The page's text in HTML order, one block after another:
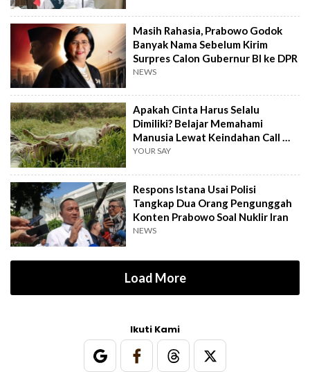
Masih Rahasia, Prabowo Godok
Banyak Nama Sebelum Kirim
Surpres Calon Gubernur BI ke DPR
NEWS
Apakah Cinta Harus Selalu
Dimiliki? Belajar Memahami
Manusia Lewat Keindahan Call Me
by Your Name
YOUR SAY
Respons Istana Usai Polisi
Tangkap Dua Orang Pengunggah
Konten Prabowo Soal Nuklir Iran
NEWS
Load More
Ikuti Kami